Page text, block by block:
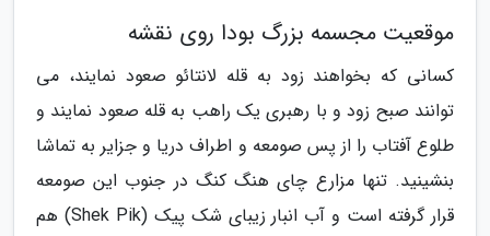
موقعیت مجسمه بزرگ بودا روی نقشه
کسانی که بخواهند زود به قله لانتائو صعود نمایند، می
توانند صبح زود و با رهبری یک راهب به قله صعود نمایند و
طلوع آفتاب را از پس صومعه و اطراف دریا و جزایر به تماشا
بنشینید. تنها مزارع چای هنگ کنگ در جنوب این صومعه
قرار گرفته است و آب انبار زیبای شک پیک (Shek Pik) هم